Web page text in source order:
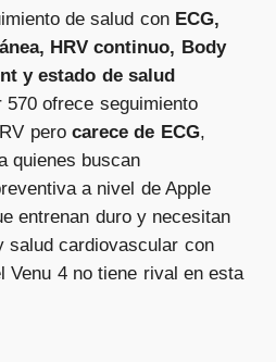
de salud con ECG,
HRV continuo, Body
y estado de salud
570 ofrece seguimiento
perocarece de ECG,
quienes buscan
a nivel de Apple
entrenan duro y necesitan
salud cardiovascular con
Venu 4 no tiene rival en esta